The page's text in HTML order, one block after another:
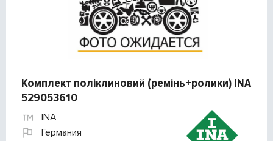
Комплект поліклиновий (ремінь+ролики) INA
529053610
INA
Германия